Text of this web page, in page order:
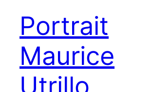
Portrait
Maurice
Utrillo